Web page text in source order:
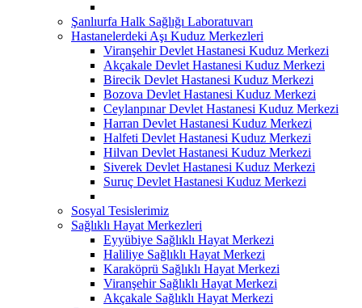
Şanlıurfa Halk Sağlığı Laboratuvarı
Hastanelerdeki Aşı Kuduz Merkezleri
Viranşehir Devlet Hastanesi Kuduz Merkezi
Akçakale Devlet Hastanesi Kuduz Merkezi
Birecik Devlet Hastanesi Kuduz Merkezi
Bozova Devlet Hastanesi Kuduz Merkezi
Ceylanpınar Devlet Hastanesi Kuduz Merkezi
Harran Devlet Hastanesi Kuduz Merkezi
Halfeti Devlet Hastanesi Kuduz Merkezi
Hilvan Devlet Hastanesi Kuduz Merkezi
Siverek Devlet Hastanesi Kuduz Merkezi
Suruç Devlet Hastanesi Kuduz Merkezi
Sosyal Tesislerimiz
Sağlıklı Hayat Merkezleri
Eyyübiye Sağlıklı Hayat Merkezi
Haliliye Sağlıklı Hayat Merkezi
Karaköprü Sağlıklı Hayat Merkezi
Viranşehir Sağlıklı Hayat Merkezi
Akçakale Sağlıklı Hayat Merkezi